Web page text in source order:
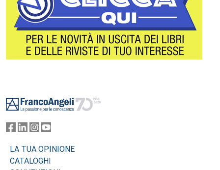
LA TUA OPINIONE
CATALOGHI